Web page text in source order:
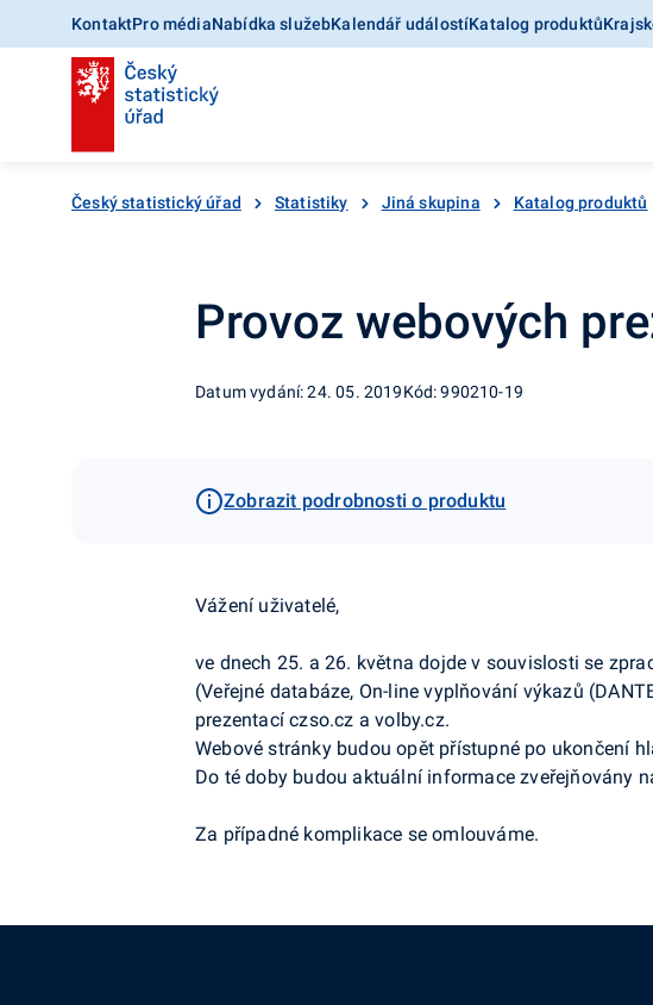
KontaktPro médiaNabídka služebKalendář událostíKatalog produktů
Český statistický úřad Statistiky Jiná skupina Katalog produktů
Provoz webových
Datum vydání: 24. 05. 2019Kód: 990210-19
Zobrazit podrobnosti o produktu
Vážení uživatelé,
ve dnech 25. a 26. května dojde v souvislosti se
(Veřejné databáze, On-line vyplňování výkazů
prezentací czso.cz a volby.cz.
Webové stránky budou opět přístupné po ukončení
Do té doby budou aktuální informace zveřejňovány
Za případné komplikace se omlouváme.